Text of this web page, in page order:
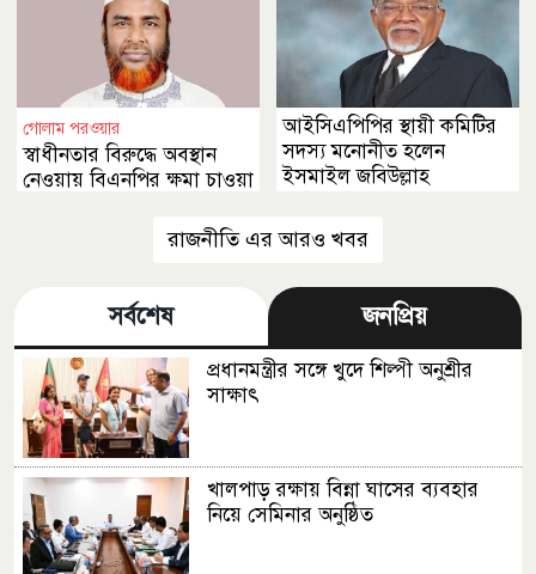
গোলাম পরওয়ার
স্বাধীনতার বিরুদ্ধে অবস্থান
নেওয়ায় বিএনপির ক্ষমা চাওয়া
আইসিএপিপির স্থায়ী কমিটির
সদস্য মনোনীত হলেন
ইসমাইল জবিউল্লাহ
রাজনীতি এর আরও খবর
সর্বশেষ জনপ্রিয়
প্রধানমন্ত্রীর সঙ্গে খুদে শিল্পী অনুশ্রীর
সাক্ষাৎ
খালপাড় রক্ষায় বিন্না ঘাসের ব্যবহার
নিয়ে সেমিনার অনুষ্ঠিত